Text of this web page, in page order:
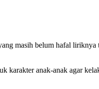
masih belum hafal
karakter anak-anak agar